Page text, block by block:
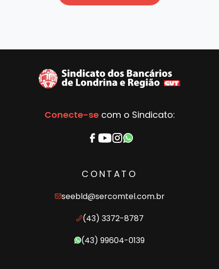
Conecte-secom o Sindicato:
CONTATO
seebld@sercomtel.com.br
(43) 3372-8787
(43) 99604-0139